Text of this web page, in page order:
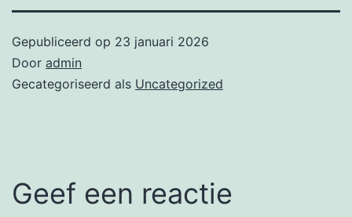
Gepubliceerd op 23 januari 2026
Door admin
Gecategoriseerd als Uncategorized
Geef een reactie